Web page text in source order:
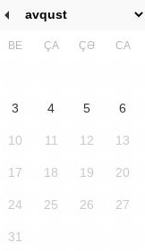
BE ÇA ÇƏ CA
3 4 5 6
10 11 12 13
17 18 19 20
24 25 26 27
31